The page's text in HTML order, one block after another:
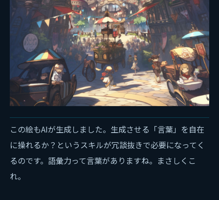
この絵もAIが生成しました。生成させる「言葉」を自在
に操れるか？というスキルが冗談抜きで必要になってく
るのです。語彙力って言葉がありますね。まさしくこ
れ。